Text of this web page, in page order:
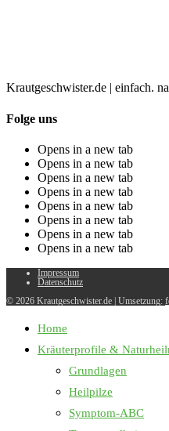
Krautgeschwister.de | einfach.
Folge uns
Opens in a new tab
Opens in a new tab
Opens in a new tab
Opens in a new tab
Opens in a new tab
Opens in a new tab
Opens in a new tab
Opens in a new tab
Impressum
Datenschutz
© 2026 Krautgeschwister.de | Umsetzung:
Home
Kräuterprofile &
Grundlagen
Heilpilze
Symptom-ABC